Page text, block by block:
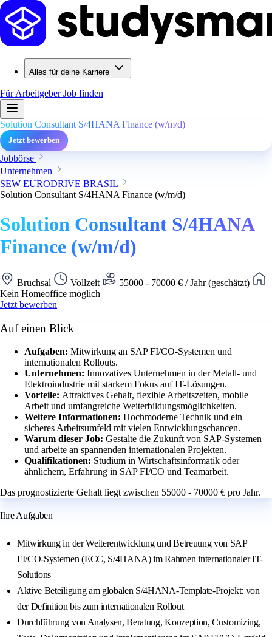
Alles für deine Karriere
Für ArbeitgeberJob finden
Solution Consultant S/4HANA Finance (w/m/d)
Jetzt bewerben
Jobbörse
Unternehmen
SEW EURODRIVE BRASIL
Solution Consultant S/4HANA Finance (w/m/d)
Solution Consultant S/4HANA
Finance (w/m/d)
Bruchsal Vollzeit
55000 - 70000 € / Jahr (geschätzt)
Kein Homeoffice möglich
Jetzt bewerben
Auf einen Blick
Aufgaben: Mitwirkung an SAP FI/CO-Systemen und
internationalen Rollouts.
Unternehmen: Innovatives Unternehmen in der Metall- und
Elektroindustrie mit starkem Fokus auf IT-Lösungen.
Vorteile: Attraktives Gehalt, flexible Arbeitszeiten, mobile
Arbeit und umfangreiche Weiterbildungsmöglichkeiten.
Weitere Informationen: Hochmoderne Technik und ein
sicheres Arbeitsumfeld mit vielen Entwicklungschancen.
Warum dieser Job: Gestalte die Zukunft von SAP-Systemen
und arbeite an spannenden internationalen Projekten.
Qualifikationen: Studium in Wirtschaftsinformatik oder
ähnlichem, Erfahrung in SAP FI/CO und Teamarbeit.
Das prognostizierte Gehalt liegt zwischen 55000 - 70000 € pro Jahr.
Ihre Aufgaben
Mitwirkung in der Weiterentwicklung und Betreuung von SAP
FI/CO-Systemen (ECC, S/4HANA) im Rahmen internationaler IT-
Solutions
Aktive Beteiligung am globalen S/4HANA-Template-Projekt: von
der Definition bis zum internationalen Rollout
Durchführung von Analysen, Beratung, Konzeption, Customizing,